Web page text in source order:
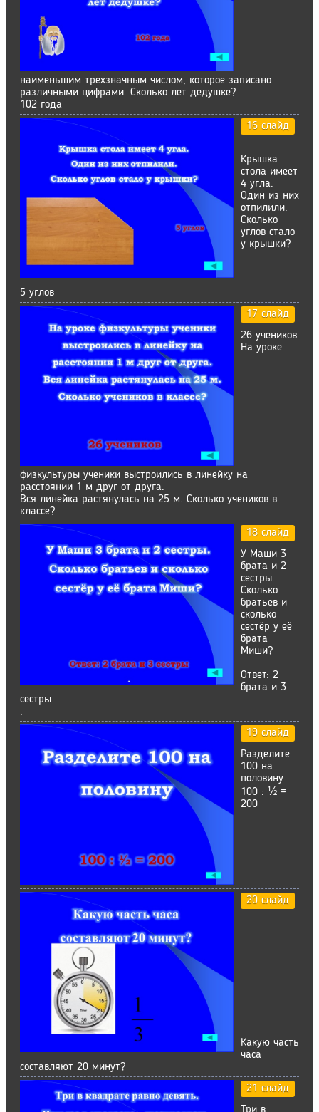
наименьшим трехзначным числом, которое записано
различными цифрами. Сколько лет дедушке?
102 года
16 слайд
Крышка
стола имеет
4 угла.
Один из них
отпилили.
Сколько
углов стало
у крышки?
5 углов
17 слайд
26 учеников
На уроке
физкультуры ученики выстроились в линейку на
расстоянии 1 м друг от друга.
Вся линейка растянулась на 25 м. Сколько учеников в
классе?
18 слайд
У Маши 3
брата и 2
сестры.
Сколько
братьев и
сколько
сестёр у её
брата
Миши?
Ответ: 2
брата и 3
сестры
.
19 слайд
Разделите
100 на
половину
100 : ½ =
200
20 слайд
Какую часть
часа
составляют 20 минут?
21 слайд